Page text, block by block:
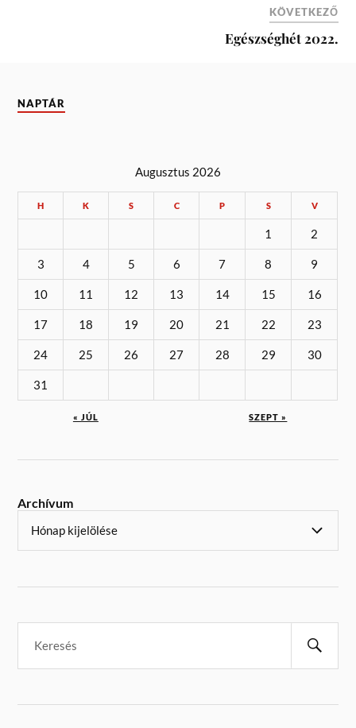
KÖVETKEZŐ
Egészséghét 2022.
NAPTÁR
Augusztus 2026
H K S C P S V
1 2
3 4 5 6 7 8 9
10 11 12 13 14 15 16
17 18 19 20 21 22 23
24 25 26 27 28 29 30
31
« JÚL SZEPT »
Archívum